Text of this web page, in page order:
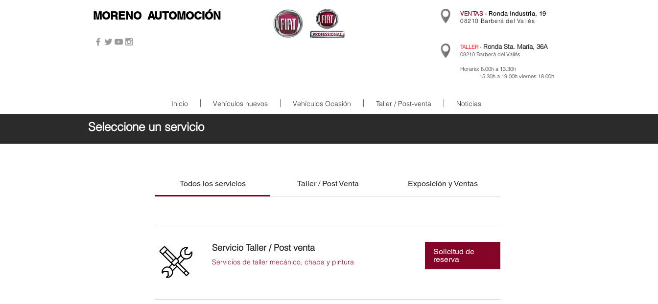
MORENO AUTOMOCIÓN VENTAS- Ronda Industria, 19
08210 Barberá del Vallés
TALLER - Ronda Sta. María, 36A
08210 Barberá del Vallés
Horario: 8.00h a 13.30h
15.30h a 19.00h viernes 18.00h.
Inicio Vehículos nuevos Vehículos Ocasión Taller / Post-venta Noticias
Seleccione un servicio
Todos los servicios Taller / Post Venta Exposición y Ventas
Servicio Taller / Post venta
Servicios de taller mecánico, chapa y pintura
Solicitud de
reserva